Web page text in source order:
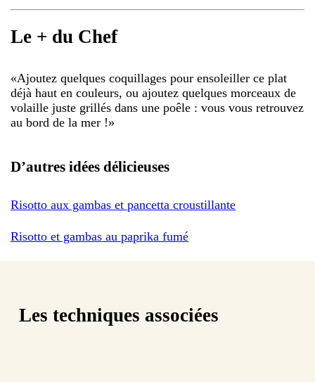
Le + du Chef
«Ajoutez quelques coquillages pour ensoleiller ce plat
déjà haut en couleurs, ou ajoutez quelques morceaux de
volaille juste grillés dans une poêle : vous vous retrouvez
au bord de la mer !»
D’autres idées délicieuses
Risotto aux gambas et pancetta croustillante
Risotto et gambas au paprika fumé
Les techniques associées